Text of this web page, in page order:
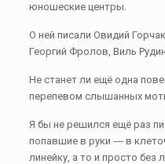
юношеские центры.
О ней писали Овидий
Георгий Фролов, Виль
Не станет ли ещё одна
перепевом слышанных
Я бы не решился ещё раз
попавшие в руки ― в
линейку, а то и просто без